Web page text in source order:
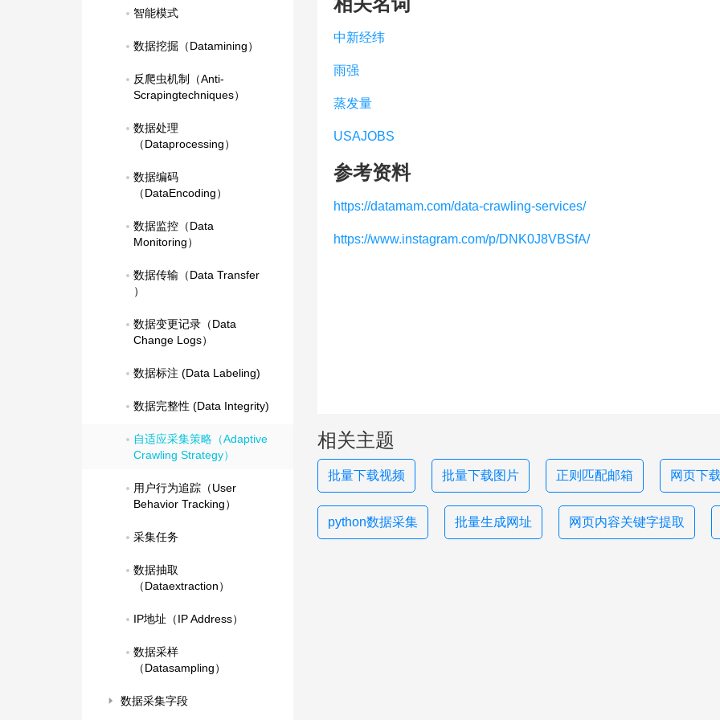
智能模式
数据挖掘（Datamining）
反爬虫机制（Anti-
Scrapingtechniques）
数据处理
（Dataprocessing）
数据编码
（DataEncoding）
数据监控（Data
Monitoring）
数据传输（Data Transfer
）
数据变更记录（Data
Change Logs）
数据标注 (Data Labeling)
数据完整性 (Data Integrity)
自适应采集策略（Adaptive
Crawling Strategy）
用户行为追踪（User
Behavior Tracking）
采集任务
数据抽取
（Dataextraction）
IP地址（IP Address）
数据采样
（Datasampling）
数据采集字段
中新经纬
雨强
蒸发量
USAJOBS
参考资料
https://datamam.com/data-crawling-services/
https://www.instagram.com/p/DNK0J8VBSfA/
相关主题
批量下载视频 批量下载图片 正则匹配邮箱 网页下
python数据采集 批量生成网址 网页内容关键字提取